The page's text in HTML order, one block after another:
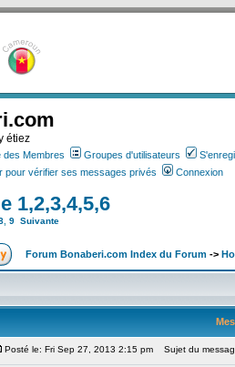
étiez
des Membres Groupes d'utilisateurs
pour vérifier ses messages privés Connexion
1,2,3,4,5,6
9 Suivante
Forum Bonaberi.com Index du Forum ->
Posté le: Fri Sep 27, 2013 2:15 pm Sujet du